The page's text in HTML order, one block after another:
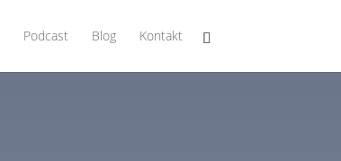
Podcast Blog Kontakt